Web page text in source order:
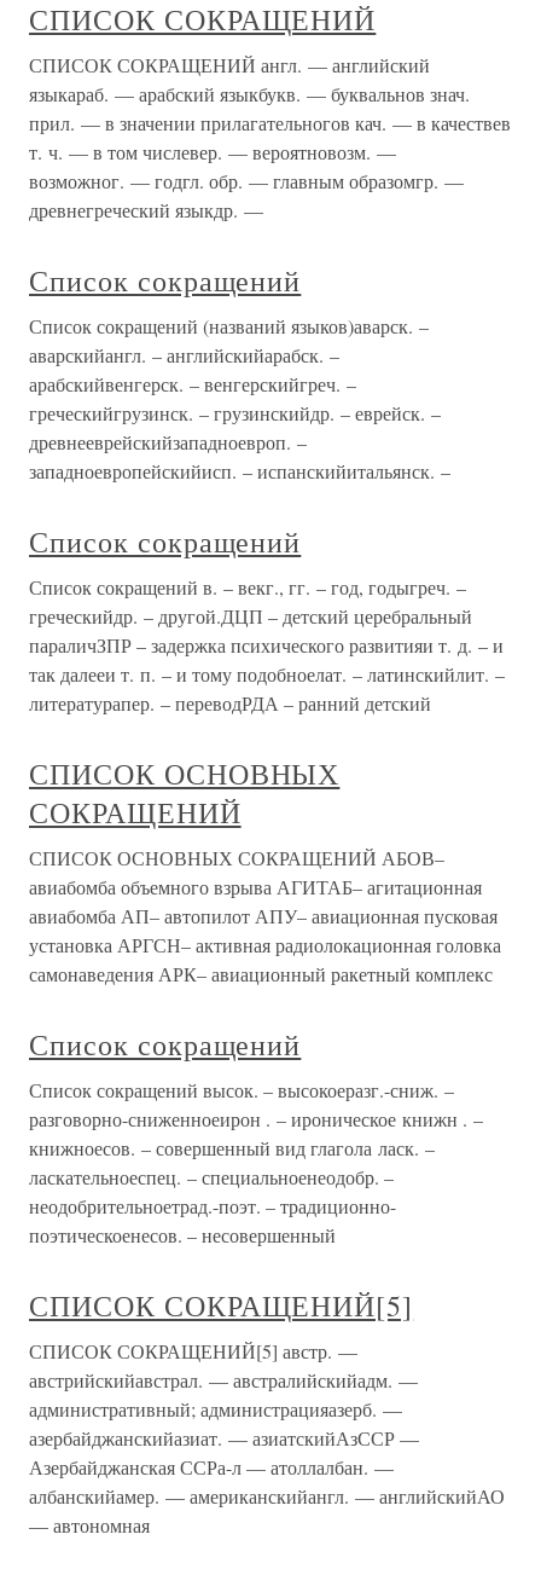
СПИСОК СОКРАЩЕНИЙ
СПИСОК СОКРАЩЕНИЙ англ. — английский
языкараб. — арабский языкбукв. — буквальнов знач.
прил. — в значении прилагательногов кач. — в качествев
т. ч. — в том числевер. — вероятновозм. —
возможног. — годгл. обр. — главным образомгр. —
древнегреческий языкдр. —
Список сокращений
Список сокращений (названий языков)аварск. –
аварскийангл. – английскийарабск. –
арабскийвенгерск. – венгерскийгреч. –
греческийгрузинск. – грузинскийдр. – еврейск. –
древнееврейскийзападноевроп. –
западноевропейскийисп. – испанскийитальянск. –
Список сокращений
Список сокращений в. – векг., гг. – год, годыгреч. –
греческийдр. – другой.ДЦП – детский церебральный
параличЗПР – задержка психического развитияи т. д. – и
так далееи т. п. – и тому подобноелат. – латинскийлит. –
литературапер. – переводРДА – ранний детский
СПИСОК ОСНОВНЫХ
СОКРАЩЕНИЙ
СПИСОК ОСНОВНЫХ СОКРАЩЕНИЙ АБОВ–
авиабомба объемного взрыва АГИТАБ– агитационная
авиабомба АП– автопилот АПУ– авиационная пусковая
установка АРГСН– активная радиолокационная головка
самонаведения АРК– авиационный ракетный комплекс
Список сокращений
Список сокращений высок. – высокоеразг.-сниж. –
разговорно-сниженноеирон . – ироническое книжн . –
книжноесов. – совершенный вид глагола ласк. –
ласкательноеспец. – специальноенеодобр. –
неодобрительноетрад.-поэт. – традиционно-
поэтическоенесов. – несовершенный
СПИСОК СОКРАЩЕНИЙ[5]
СПИСОК СОКРАЩЕНИЙ[5] австр. —
австрийскийавстрал. — австралийскийадм. —
административный; администрацияазерб. —
азербайджанскийазиат. — азиатскийАзССР —
Азербайджанская ССРа-л — атоллалбан. —
албанскийамер. — американскийангл. — английскийАО
— автономная